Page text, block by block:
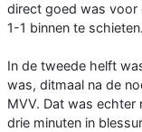
direct goed was voor
1-1 binnen te schieten.
In de tweede helft
was, ditmaal na de
MVV. Dat was
drie minuten in